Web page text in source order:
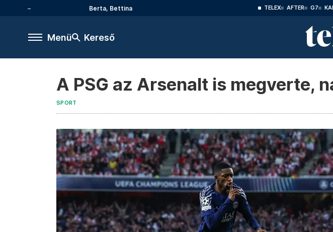
Berta, Bettina TELEX AFTER G7
Menü Kereső
A PSG az Arsenalt is megverte,
SPORT